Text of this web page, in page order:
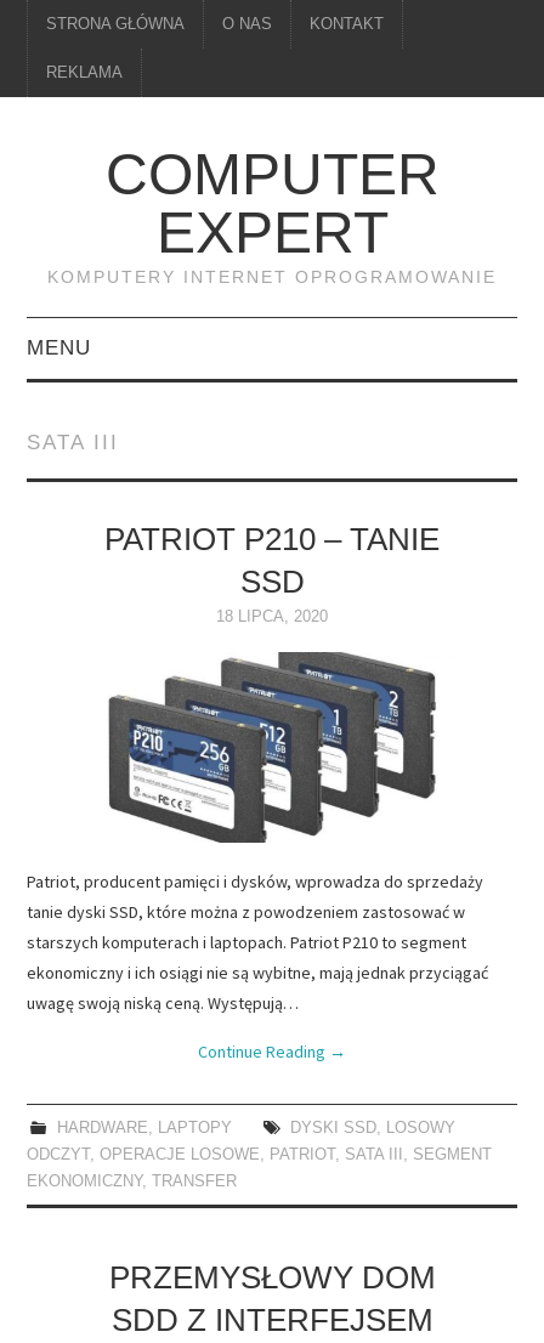
STRONA GŁÓWNA O NAS KONTAKT
REKLAMA
COMPUTER
EXPERT
KOMPUTERY INTERNET OPROGRAMOWANIE
MENU
MONITORY
OPROGRAMOWANIE
INTERNET
SATA III
PATRIOT P210 – TANIE
SSD
18 LIPCA, 2020
Patriot, producent pamięci i dysków, wprowadza do sprzedaży
tanie dyski SSD, które można z powodzeniem zastosować w
starszych komputerach i laptopach. Patriot P210 to segment
ekonomiczny i ich osiągi nie są wybitne, mają jednak przyciągać
uwagę swoją niską ceną. Występują…
Continue Reading →
HARDWARE, LAPTOPY DYSKI SSD, LOSOWY
ODCZYT ,OPERACJE LOSOWE, PATRIOT , SATA III , SEGMENT
EKONOMICZNY, TRANSFER
PRZEMYSŁOWY DOM
SDD Z INTERFEJSEM